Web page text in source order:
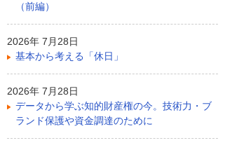
（前編）
2026年 7月28日
基本から考える「休日」
2026年 7月28日
データから学ぶ知的財産権の今。技術力・ブ
ランド保護や資金調達のために